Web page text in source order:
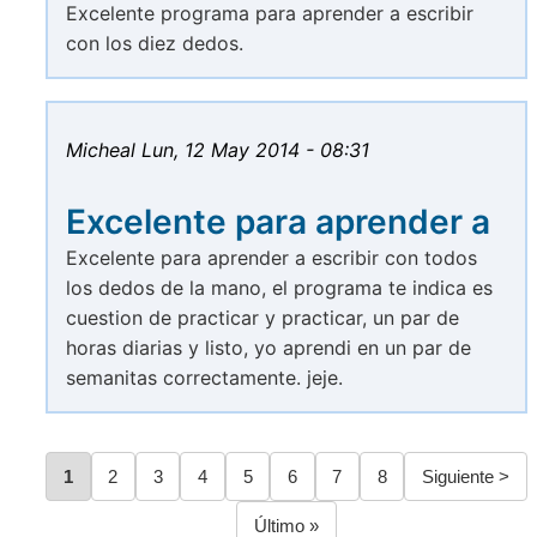
Excelente programa para aprender a escribir
con los diez dedos.
Micheal Lun, 12 May 2014 - 08:31
Excelente para aprender a
Excelente para aprender a escribir con todos
los dedos de la mano, el programa te indica es
cuestion de practicar y practicar, un par de
horas diarias y listo, yo aprendi en un par de
semanitas correctamente. jeje.
Paginación
Página
1 Página
2 Página
3 Página
4 Página
5 Página
6 Página
7 Página
8
Siguiente
página
Siguiente >
Última
Último »